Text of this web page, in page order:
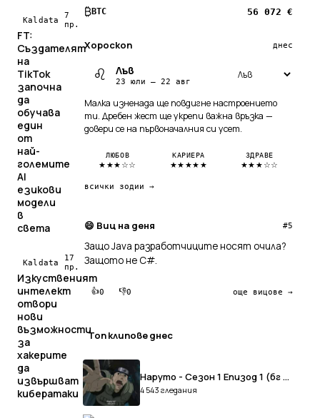
Kaldata
7
пр.
FT:
Създателят
на
TikTok
започна
да
обучава
един
от
най-
големите
AI
езикови
модели
в
света
Kaldata
17
пр.
Изкуственият
интелект
отвори
нови
възможности
за
хакерите
да
извършват
кибератаки
₿BTC 56 072 €
Хороскоп днес
♌ Лъв
23 юли — 22 авг
Малка изненада ще повдигне настроението
ти. Дребен жест ще укрепи важна връзка —
довери се на първоначалния си усет.
ЛЮБОВ
★★★☆☆
КАРИЕРА
★★★★★
ЗДРАВЕ
★★★☆☆
всички зодии →
😄 Виц на деня #5
Защо Java разработчиците носят очила?
Защото не C#.
👍0 👎0 още вицове →
Топ клипове днес
Наруто - Сезон 1 Епизод 1 (бг Субтитри)
4 543 гледания